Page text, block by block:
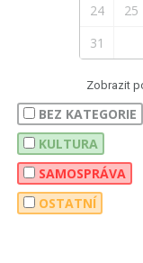
24
25
31
Zobrazit
BEZ KATEGORIE
KULTURA
SAMOSPRÁVA
OSTATNÍ